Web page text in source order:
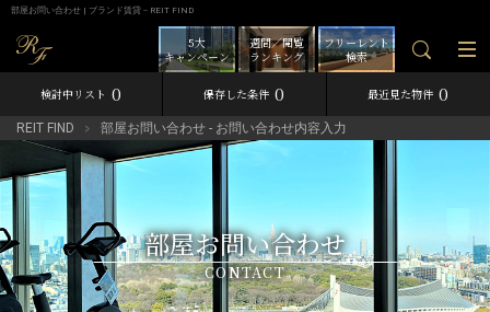
部屋お問い合わせ | ブランド賃貸－REIT FIND
フリーレント
検索
週間／閲覧
ランキング
5大
キャンペーン
検討中リスト 0 保存した条件 0 最近見た物件 0
REIT FIND 部屋お問い合わせ - お問い合わせ内容入力
部屋お問い合わせ
CONTACT